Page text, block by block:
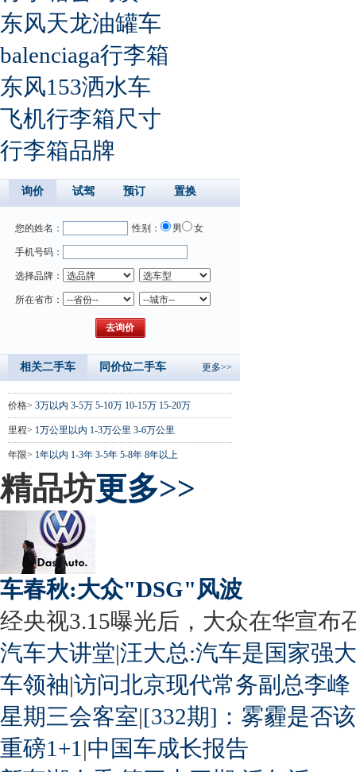
东风天龙油罐车
balenciaga行李箱
东风153洒水车
飞机行李箱尺寸
行李箱品牌
询价 试驾 预订 置换
您的姓名： 性别： 男 女
手机号码：
选择品牌：
所在省市：
相关二手车 同价位二手车 更多>>
价格> 3万以内 3-5万 5-10万 10-15万 15-20万
里程> 1万公里以内 1-3万公里 3-6万公里
年限> 1年以内 1-3年 3-5年 5-8年 8年以上
精品坊更多>>
车春秋:大众"DSG"风波
经央视3.15曝光后，大众在华宣布
汽车大讲堂|汪大总:汽车是国家强
车领袖|访问北京现代常务副总李峰
星期三会客室|[332期]：雾霾是否
重磅1+1 |中国车成长报告